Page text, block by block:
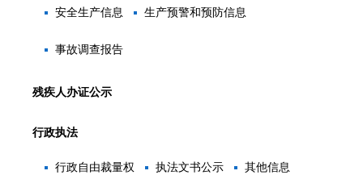
安全生产信息 生产预警和预防信息
事故调查报告
残疾人办证公示
行政执法
行政自由裁量权 执法文书公示 其他信息